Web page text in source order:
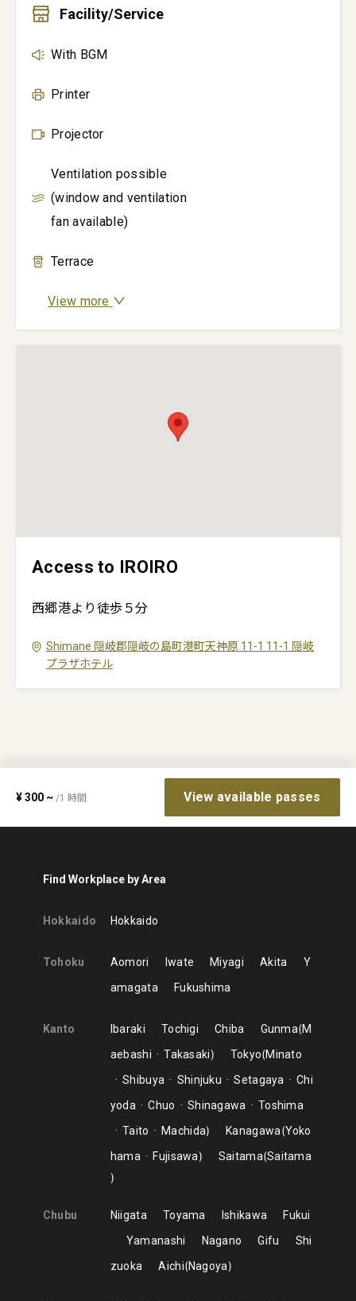
Facility/Service
With BGM
Printer
Projector
Ventilation possible
(window and ventilation
fan available)
Terrace
View more
Access to IROIRO
西郷港より徒歩５分
Shimane 隠岐郡隠岐の島町港町天神原 11-1 11-1 隠岐
プラザホテル
¥300 ~ /1 時間 View available passes
Find Workplace by Area
Hokkaido Hokkaido
Tohoku Aomori Iwate Miyagi Akita
Y
amagata
Fukushima
Kanto Ibaraki Tochigi Chiba Gunma M
aebashi
Takasaki Tokyo Minato
Shibuya
Shinjuku Setagaya
Chi
yoda
Chuo Shinagawa
Toshima
Taito
Machida Kanagawa Yoko
hama
Fujisawa Saitama Saitama
Chubu Niigata Toyama Ishikawa
Fukui
Yamanashi
Nagano Gifu
Shi
zuoka
Aichi Nagoya